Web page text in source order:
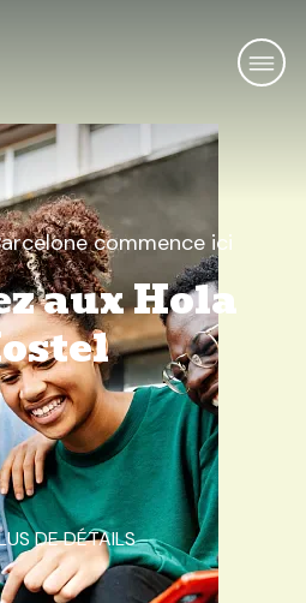
commence ici
aux Hola
DE DÉTAILS